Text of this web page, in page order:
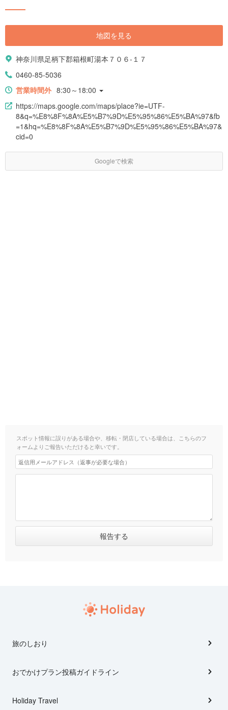
地図を見る
神奈川県足柄下郡箱根町湯本７０６-１７
0460-85-5036
営業時間外 8:30～18:00
https://maps.google.com/maps/place?ie=UTF-
8&q=%E8%8F%8A%E5%B7%9D%E5%95%86%E5%BA%97&fb
=1&hq=%E8%8F%8A%E5%B7%9D%E5%95%86%E5%BA%97&
cid=0
Googleで検索
スポット情報に誤りがある場合や、移転・閉店している場合は、こちらのフ
ォームよりご報告いただけると幸いです。
旅のしおり
おでかけプラン投稿ガイドライン
Holiday Travel